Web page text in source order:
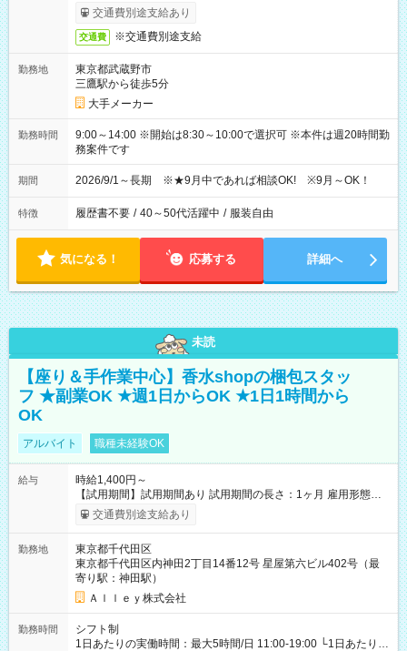
交通費別途支給あり
交通費 ※交通費別途支給
勤務地
東京都武蔵野市
三鷹駅から徒歩5分
大手メーカー
勤務時間
9:00～14:00 ※開始は8:30～10:00で選択可 ※本件は週20時間勤
務案件です
期間 2026/9/1～長期 ※★9月中であれば相談OK! ※9月～OK！
特徴 履歴書不要 / 40～50代活躍中 / 服装自由
気になる！ 応募する 詳細へ
未読
【座り＆手作業中心】香水shopの梱包スタッ
フ ★副業OK ★週1日からOK ★1日1時間から
OK
アルバイト 職種未経験OK
給与
時給1,400円～
【試用期間】試用期間あり 試用期間の長さ：1ヶ月 雇用形態、
給与は本採用時と同じです。
交通費別途支給あり
勤務地
東京都千代田区
東京都千代田区内神田2丁目14番12号 星屋第六ビル402号（最
寄り駅：神田駅）
Ａｌｌｅｙ株式会社
勤務時間
シフト制
1日あたりの実働時間：最大5時間/日 11:00-19:00 └1日あたりの